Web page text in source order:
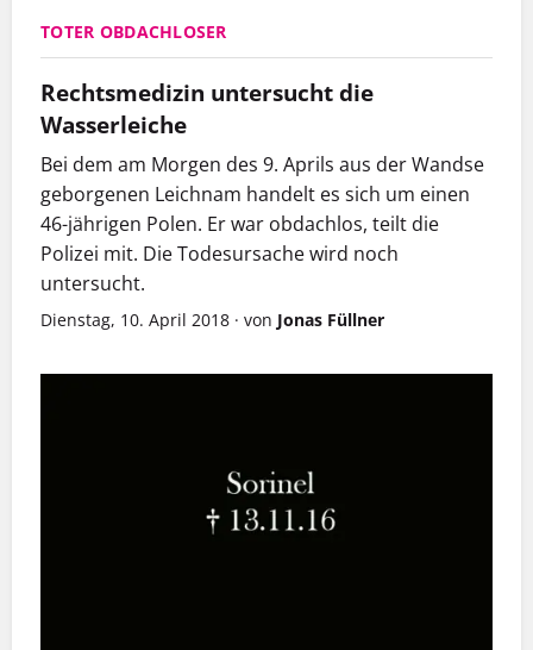
TOTER OBDACHLOSER
Rechtsmedizin untersucht die
Wasserleiche
Bei dem am Morgen des 9. Aprils aus der Wandse
geborgenen Leichnam handelt es sich um einen
46-jährigen Polen. Er war obdachlos, teilt die
Polizei mit. Die Todesursache wird noch
untersucht.
Dienstag, 10. April 2018 · von Jonas Füllner